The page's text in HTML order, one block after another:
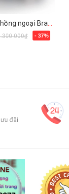
- 37%
đãi